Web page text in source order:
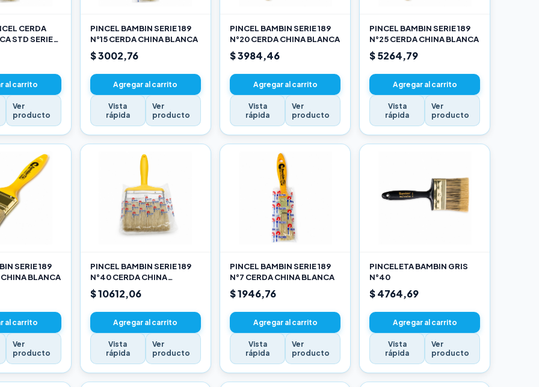
CERDA
STD SERIE
al carrito
Ver
producto
PINCEL BAMBIN SERIE 189
N°15 CERDA CHINA BLANCA
$ 3002,76
Agregar al carrito
Vista
rápida
Ver
producto
PINCEL BAMBIN SERIE 189
N°20 CERDA CHINA BLANCA
$ 3984,46
Agregar al carrito
Vista
rápida
Ver
producto
PINCEL BAMBIN SERIE 189
N°25 CERDA CHINA BLANCA
$ 5264,79
Agregar al carrito
Vista
rápida
Ver
producto
SERIE 189
BLANCA
al carrito
Ver
producto
PINCEL BAMBIN SERIE 189
N°40 CERDA CHINA
BLANCA
$ 10612,06
Agregar al carrito
Vista
rápida
Ver
producto
PINCEL BAMBIN SERIE 189
N°7 CERDA CHINA BLANCA
$ 1946,76
Agregar al carrito
Vista
rápida
Ver
producto
PINCELETA BAMBIN GRIS
N°40
$ 4764,69
Agregar al carrito
Vista
rápida
Ver
producto